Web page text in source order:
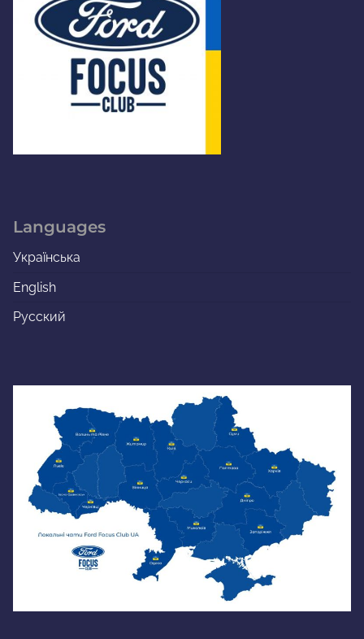
Languages
Українська
English
Русский